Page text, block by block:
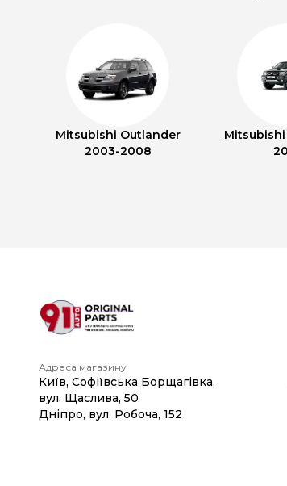
Mitsubishi Outlander
2003-2008
Mitsubishi
Адреса магазину
Київ, Софіївська Борщагівка,
вул. Щаслива, 50
Дніпро, вул. Робоча, 152